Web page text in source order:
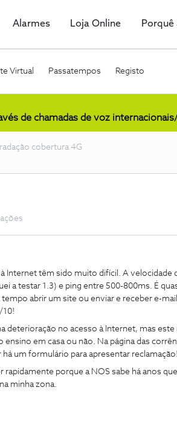
Alarmes Loja Online Porquê
Virtual Passatempos Registo
de chamadas de voz
cobertura 4G
Internet têm sido muito difícil. A velocidade
a testar 1.3) e ping entre 500-800ms. É
abrir um site ou enviar e receber e-
10!
deterioração no acesso à Internet, mas este
em casa ou não. Na página das
um formulário para apresentar reclamação!
porque a NOS sabe há anos
minha zona.